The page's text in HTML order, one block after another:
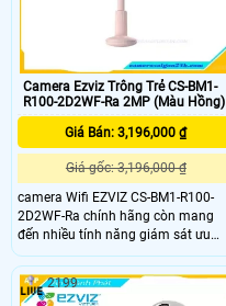
Camera Ezviz Trông Trẻ CS-BM1-
R100-2D2WF-Ra 2MP (Màu Hồng)
Giá Bán: 3,196,000 ₫
Giá gốc: 3,196,000 ₫
camera Wifi EZVIZ CS-BM1-R100-
2D2WF-Ra chính hãng còn mang
đến nhiều tính năng giám sát ưu
việt như đàm thoại 2 chiều, phát
hiện tiếng khóc, phát hiện chuyển
động, ghi hình sắc nét,…. giúp phụ
2199